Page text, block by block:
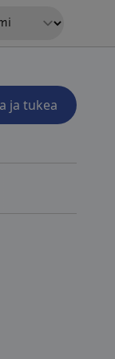
ja tukea
uudessa